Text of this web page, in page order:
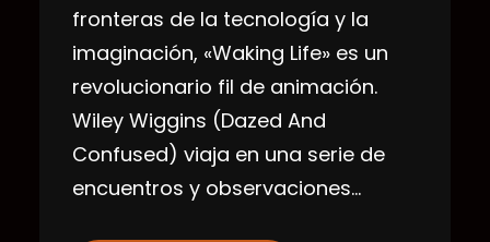
fronteras de la tecnología y la
imaginación, «Waking Life» es un
revolucionario fil de animación.
Wiley Wiggins (Dazed And
Confused) viaja en una serie de
encuentros y observaciones…